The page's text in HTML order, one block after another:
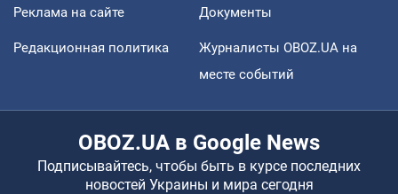
Реклама на сайте Документы
Редакционная политика
Журналисты OBOZ.UA на
месте событий
OBOZ.UA в Google News
Подписывайтесь, чтобы быть в курсе последних
новостей Украины и мира сегодня